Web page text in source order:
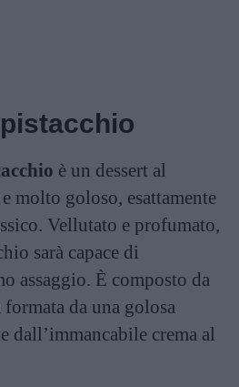
è un dessert al
molto goloso, esattamente
Vellutato e profumato,
sarà capace di
assaggio. È composto da
da una golosa
dall’immancabile crema al